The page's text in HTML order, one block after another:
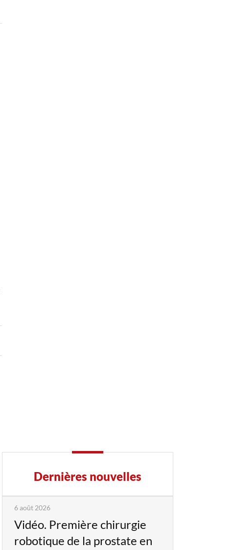
Dernières nouvelles
6 août 2026
Vidéo. Première chirurgie
robotique de la prostate en